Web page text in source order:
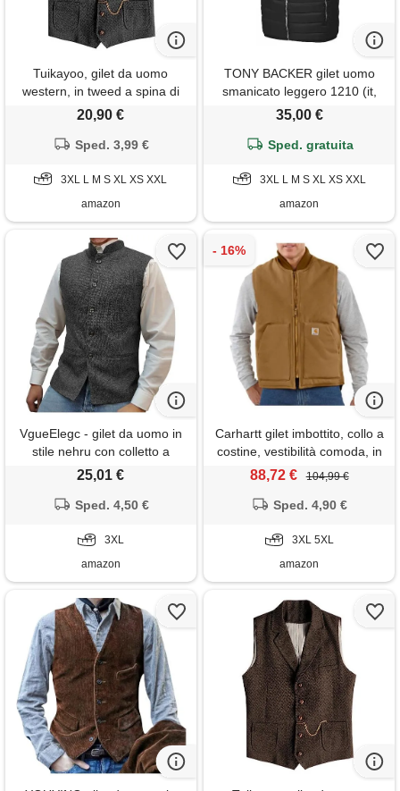
Tuikayoo, gilet da uomo
western, in tweed a spina di
pesce, in lana, vestibilità slim,
20,90 €
Sped. 3,99 €
3XL L M S XL XS XXL
amazon
TONY BACKER gilet uomo
smanicato leggero 1210 (it,
testo, 3xl, regular, regular,
35,00 €
Sped. gratuita
3XL L M S XL XS XXL
amazon
VgueElegc - gilet da uomo in
stile nehru con colletto a
camicia in tweed, gilet casual,
25,01 €
Sped. 4,50 €
3XL
amazon
Carhartt gilet imbottito, collo a
costine, vestibilità comoda, in
tela firm duck, uomo, marrone
88,72 € 104,99 €
Sped. 4,90 €
3XL 5XL
amazon